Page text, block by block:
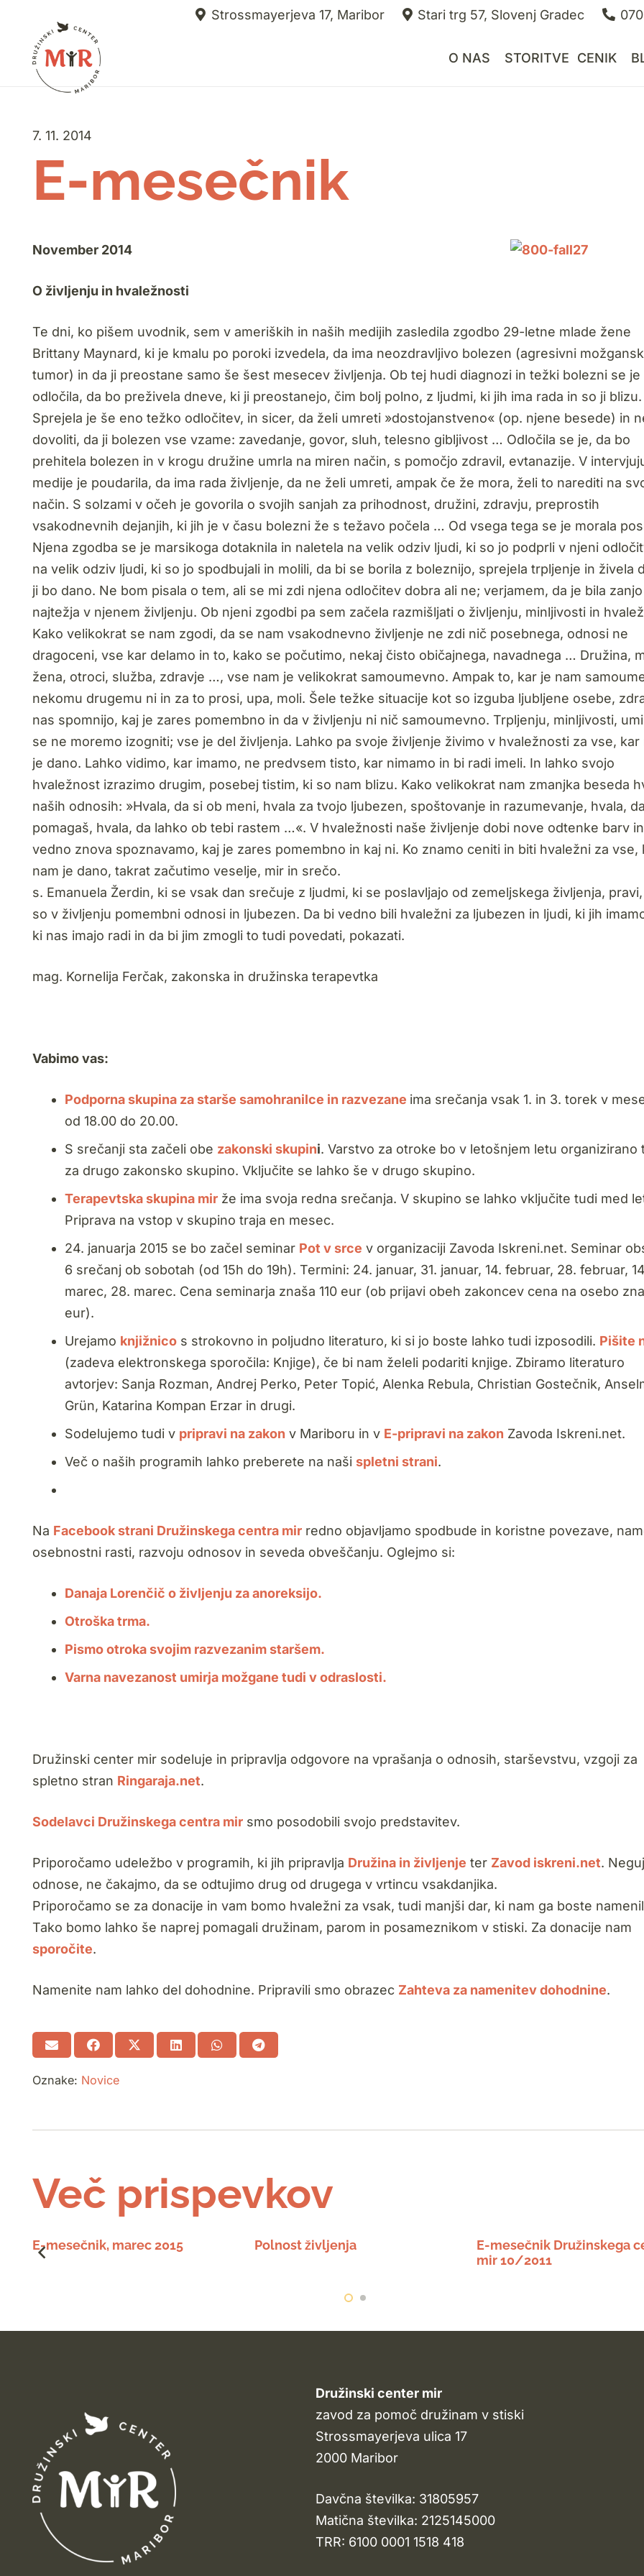
Strossmayerjeva 17, Maribor Stari trg 57, Slovenj Gradec
O NAS STORITVE CENIK
7. 11. 2014
E-mesečnik
November 2014
O življenju in hvaležnosti
Te dni, ko pišem uvodnik, sem v ameriških in naših medijih zasledila zgodbo 29-letne mlade žene
Brittany Maynard, ki je kmalu po poroki izvedela, da ima neozdravljivo bolezen (agresivni
tumor) in da ji preostane samo še šest mesecev življenja. Ob tej hudi diagnozi in težki bolezni se je
odločila, da bo preživela dneve, ki ji preostanejo, čim bolj polno, z ljudmi, ki jih ima rada in so ji blizu.
Sprejela je še eno težko odločitev, in sicer, da želi umreti »dostojanstveno« (op. njene besede) in
dovoliti, da ji bolezen vse vzame: zavedanje, govor, sluh, telesno gibljivost … Odločila se je, da bo
prehitela bolezen in v krogu družine umrla na miren način, s pomočjo zdravil, evtanazije. V
medije je poudarila, da ima rada življenje, da ne želi umreti, ampak če že mora, želi to narediti na
način. S solzami v očeh je govorila o svojih sanjah za prihodnost, družini, zdravju, preprostih
vsakodnevnih dejanjih, ki jih je v času bolezni že s težavo počela … Od vsega tega se je morala
Njena zgodba se je marsikoga dotaknila in naletela na velik odziv ljudi, ki so jo podprli v njeni
na velik odziv ljudi, ki so jo spodbujali in molili, da bi se borila z boleznijo, sprejela trpljenje in živela
ji bo dano. Ne bom pisala o tem, ali se mi zdi njena odločitev dobra ali ne; verjamem, da je bila zanjo
najtežja v njenem življenju. Ob njeni zgodbi pa sem začela razmišljati o življenju, minljivosti in
Kako velikokrat se nam zgodi, da se nam vsakodnevno življenje ne zdi nič posebnega, odnosi ne
dragoceni, vse kar delamo in to, kako se počutimo, nekaj čisto običajnega, navadnega … Družina,
žena, otroci, služba, zdravje …, vse nam je velikokrat samoumevno. Ampak to, kar je nam
nekomu drugemu ni in za to prosi, upa, moli. Šele težke situacije kot so izguba ljubljene osebe,
nas spomnijo, kaj je zares pomembno in da v življenju ni nič samoumevno. Trpljenju, minljivosti,
se ne moremo izogniti; vse je del življenja. Lahko pa svoje življenje živimo v hvaležnosti za vse, kar
je dano. Lahko vidimo, kar imamo, ne predvsem tisto, kar nimamo in bi radi imeli. In lahko svojo
hvaležnost izrazimo drugim, posebej tistim, ki so nam blizu. Kako velikokrat nam zmanjka beseda
naših odnosih: »Hvala, da si ob meni, hvala za tvojo ljubezen, spoštovanje in razumevanje, hvala,
pomagaš, hvala, da lahko ob tebi rastem …«. V hvaležnosti naše življenje dobi nove odtenke barv in
vedno znova spoznavamo, kaj je zares pomembno in kaj ni. Ko znamo ceniti in biti hvaležni za vse,
nam je dano, takrat začutimo veselje, mir in srečo.
s. Emanuela Žerdin, ki se vsak dan srečuje z ljudmi, ki se poslavljajo od zemeljskega življenja,
so v življenju pomembni odnosi in ljubezen. Da bi vedno bili hvaležni za ljubezen in ljudi, ki jih
ki nas imajo radi in da bi jim zmogli to tudi povedati, pokazati.
mag. Kornelija Ferčak, zakonska in družinska terapevtka
Vabimo vas:
Podporna skupina za starše samohranilce in razvezane ima srečanja vsak 1. in 3. torek v
od 18.00 do 20.00.
S srečanji sta začeli obe zakonski skupini. Varstvo za otroke bo v letošnjem letu organizirano
za drugo zakonsko skupino. Vključite se lahko še v drugo skupino.
Terapevtska skupina mir že ima svoja redna srečanja. V skupino se lahko vključite tudi med
Priprava na vstop v skupino traja en mesec.
24. januarja 2015 se bo začel seminar Pot v srce v organizaciji Zavoda Iskreni.net. Seminar
6 srečanj ob sobotah (od 15h do 19h). Termini: 24. januar, 31. januar, 14. februar, 28. februar,
marec, 28. marec. Cena seminarja znaša 110 eur (ob prijavi obeh zakoncev cena na osebo
eur).
Urejamo knjižnico s strokovno in poljudno literaturo, ki si jo boste lahko tudi izposodili. Pišite
(zadeva elektronskega sporočila: Knjige), če bi nam želeli podariti knjige. Zbiramo literaturo
avtorjev: Sanja Rozman, Andrej Perko, Peter Topić, Alenka Rebula, Christian Gostečnik,
Grün, Katarina Kompan Erzar in drugi.
Sodelujemo tudi v pripravi na zakon v Mariboru in v E-pripravi na zakon Zavoda Iskreni.net.
Več o naših programih lahko preberete na naši spletni strani.
Na Facebook strani Družinskega centra mir redno objavljamo spodbude in koristne povezave,
osebnostni rasti, razvoju odnosov in seveda obveščanju. Oglejmo si:
Danaja Lorenčič o življenju za anoreksijo.
Otroška trma.
Pismo otroka svojim razvezanim staršem.
Varna navezanost umirja možgane tudi v odraslosti.
Družinski center mir sodeluje in pripravlja odgovore na vprašanja o odnosih, starševstvu, vzgoji za
spletno stran Ringaraja.net.
Sodelavci Družinskega centra mir smo posodobili svojo predstavitev.
Priporočamo udeležbo v programih, ki jih pripravlja Družina in življenje ter Zavod iskreni.net.
odnose, ne čakajmo, da se odtujimo drug od drugega v vrtincu vsakdanjika.
Priporočamo se za donacije in vam bomo hvaležni za vsak, tudi manjši dar, ki nam ga boste
Tako bomo lahko še naprej pomagali družinam, parom in posameznikom v stiski. Za donacije nam
sporočite.
Namenite nam lahko del dohodnine. Pripravili smo obrazec Zahteva za namenitev dohodnine.
Oznake: Novice
Več prispevkov
E-mesečnik, marec 2015 Polnost življenja
E-mesečnik Družinskega
mir 10/2011
Družinski center mir
zavod za pomoč družinam v stiski
Strossmayerjeva ulica 17
2000 Maribor
Davčna številka: 31805957
Matična številka: 2125145000
TRR: 6100 0001 1518 418